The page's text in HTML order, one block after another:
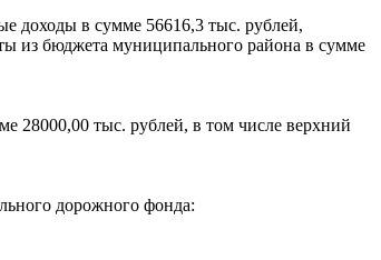
доходы в сумме 56616,3 тыс. рублей,
из бюджета муниципального района в сумме
28000,00 тыс. рублей, в том числе верхний
дорожного фонда: